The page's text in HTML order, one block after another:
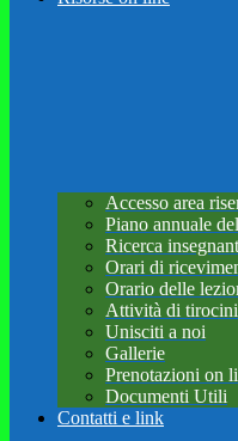
Accesso area
Piano annuale
Ricerca
Orari di
Orario delle
Attività di
Unisciti a noi
Gallerie
Prenotazioni on
Documenti Utili
Contatti e link